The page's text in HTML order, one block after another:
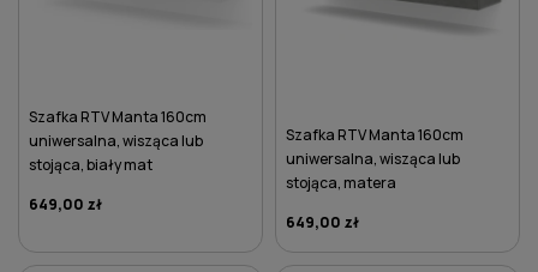
Szafka RTV Manta 160cm
uniwersalna, wisząca lub
stojąca, biały mat
649,00 zł
Szafka RTV Manta 160cm
uniwersalna, wisząca lub
stojąca, matera
649,00 zł